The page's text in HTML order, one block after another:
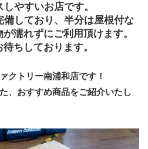
やすいお店です。
しており、半分は屋根付な
濡れずにご利用頂けます。
ちしております。
クトリー南浦和店です！
、おすすめ商品をご紹介いたし